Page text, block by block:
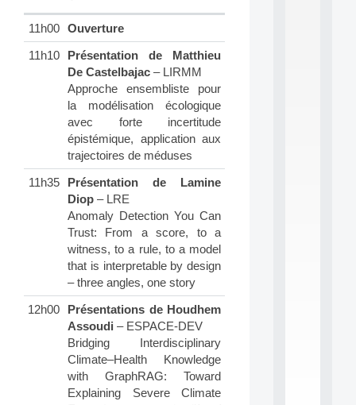
11h00 Ouverture
11h10
Présentation de Matthieu
De Castelbajac– LIRMM
Approche ensembliste pour
la modélisation écologique
avec forte incertitude
épistémique, application aux
trajectoires de méduses
11h35
Présentation de Lamine
Diop– LRE
Anomaly Detection You Can
Trust: From a score, to a
witness, to a rule, to a model
that is interpretable by design
– three angles, one story
12h00
Présentations de Houdhem
Assoudi – ESPACE-DEV
Bridging Interdisciplinary
Climate–Health Knowledge
with GraphRAG: Toward
Explaining Severe Climate